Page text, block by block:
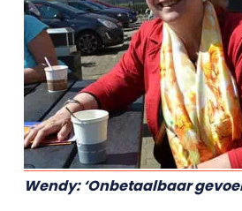
Wendy: ‘Onbetaalbaar